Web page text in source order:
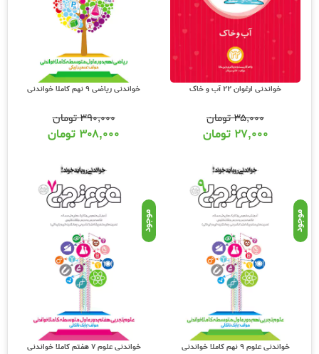
خواندنی ارغوان 22 آب و خاک
۳۵,۰۰۰تومان
۲۷,۰۰۰ تومان
خواندنی ریاضی 9 نهم کاملا خواندنی
۳۹۰,۰۰۰تومان
۳۰۸,۰۰۰ تومان
موجود
خواندنی علوم 9 نهم کاملا خواندنی
موجود
خواندنی علوم 7 هفتم کاملا خواندنی